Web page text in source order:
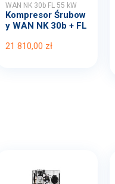
WAN NK 30b FL 55 kW
Kompresor Śrubow
y WAN NK 30b + FL
21 810,00 zł